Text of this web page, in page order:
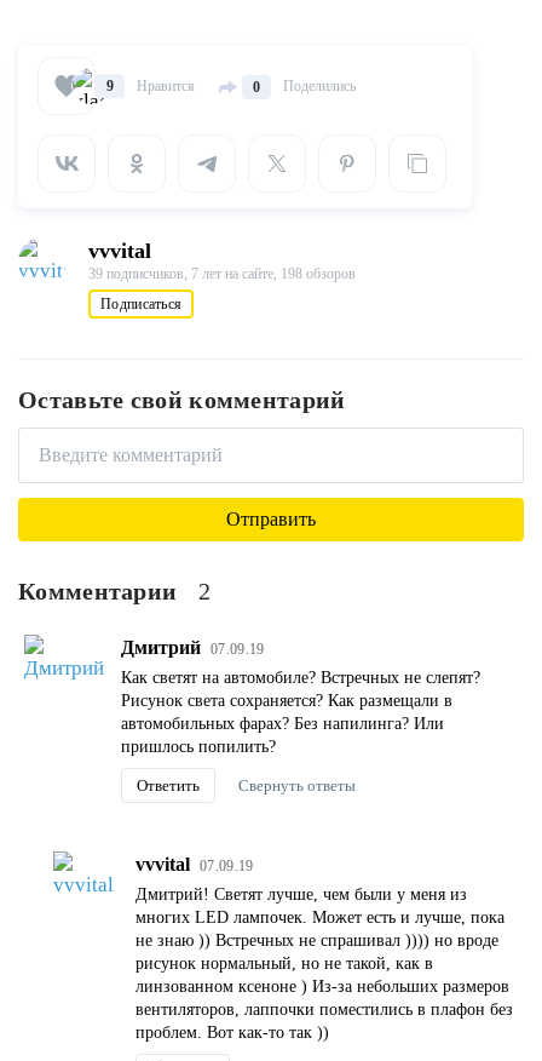
9 Нравится 0 Поделились
vvvital
39 подписчиков, 7 лет на сайте, 198 обзоров
Подписаться
Оставьте свой комментарий
Комментарии 2
Дмитрий 07.09.19
Как светят на автомобиле? Встречных не слепят?
Рисунок света сохраняется? Как размещали в
автомобильных фарах? Без напилинга? Или
пришлось попилить?
Ответить Свернуть ответы
vvvital 07.09.19
Дмитрий! Светят лучше, чем были у меня из
многих LED лампочек. Может есть и лучше, пока
не знаю )) Встречных не спрашивал )))) но вроде
рисунок нормальный, но не такой, как в
линзованном ксеноне ) Из-за небольших размеров
вентиляторов, лаппочки поместились в плафон без
проблем. Вот как-то так ))